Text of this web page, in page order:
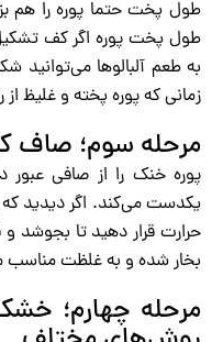
طول پخت حتما پوره را هم
طول پخت پوره اگر کف
به طعم آلبالوها می‌توانید
زمانی که پوره پخته و غلیظ از
مرحله سوم؛ صاف
پوره خنک را از صافی عبور
یکدست می‌کند. اگر دیدید که
حرارت قرار دهید تا بجوشد
بخار شده و به غلظت
مرحله چهارم؛